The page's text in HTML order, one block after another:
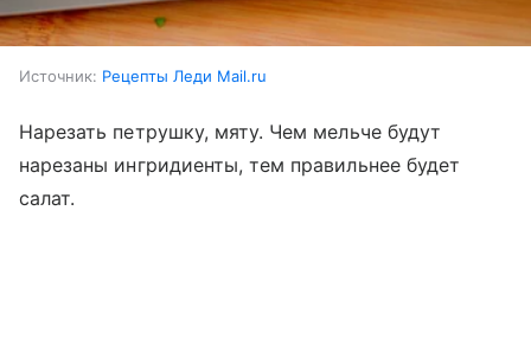
Источник: Рецепты Леди Mail.ru
Нарезать петрушку, мяту. Чем мельче будут
нарезаны ингридиенты, тем правильнее будет
салат.